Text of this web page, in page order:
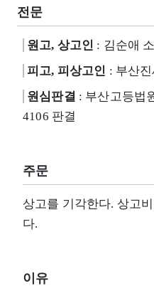
전문
원고, 상고인 : 김순애
피고, 피상고인 : 부산
원심판결 : 부산고등법
4106 판결
주문
상고를 기각한다. 상고
다.
이유